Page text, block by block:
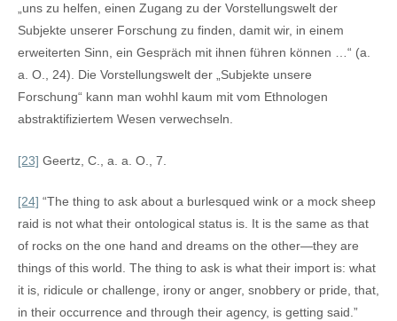
„uns zu helfen, einen Zugang zu der Vorstellungswelt der
Subjekte unserer Forschung zu finden, damit wir, in einem
erweiterten Sinn, ein Gespräch mit ihnen führen können …“ (a.
a. O., 24). Die Vorstellungswelt der „Subjekte unsere
Forschung“ kann man wohhl kaum mit vom Ethnologen
abstraktifiziertem Wesen verwechseln.
[23] Geertz, C., a. a. O., 7.
[24] “The thing to ask about a burlesqued wink or a mock sheep
raid is not what their ontological status is. It is the same as that
of rocks on the one hand and dreams on the other—they are
things of this world. The thing to ask is what their import is: what
it is, ridicule or challenge, irony or anger, snobbery or pride, that,
in their occurrence and through their agency, is getting said.”